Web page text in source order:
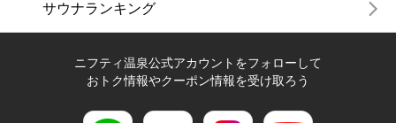
サウナランキング
ニフティ温泉公式アカウントをフォローして
おトク情報やクーポン情報を受け取ろう